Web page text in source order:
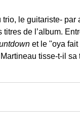
trio, le guitariste-
titres de l’album.
et le "oya fait
tisse-t-il